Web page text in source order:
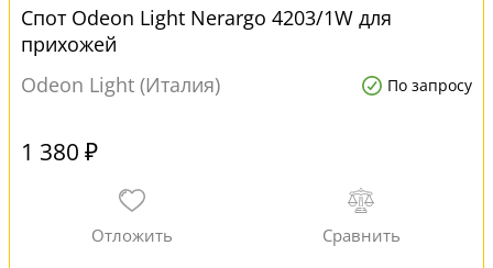
Спот Odeon Light Nerargo 4203/1W для
прихожей
Odeon Light (Италия)
По запросу
1 380 ₽